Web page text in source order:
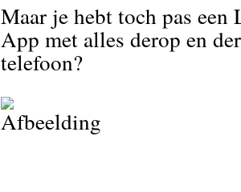
Maar je hebt toch pas
App met alles derop en
telefoon?